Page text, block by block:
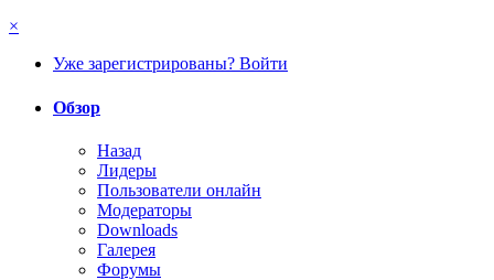
×
Уже зарегистрированы? Войти
Обзор
Назад
Лидеры
Пользователи онлайн
Модераторы
Downloads
Галерея
Форумы